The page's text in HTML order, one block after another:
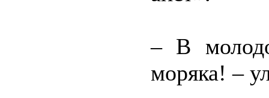
– В
моряка! –